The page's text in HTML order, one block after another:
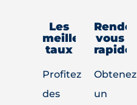
Les
meilleurs
taux
Profitez
des
Rendez-
vous
rapide
Obtenez
un